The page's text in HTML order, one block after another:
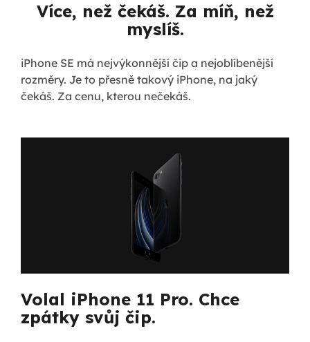
Více, než čekáš. Za míň, než
myslíš.
iPhone SE má nejvýkonnější čip a nejoblíbenější
rozměry. Je to přesně takový iPhone, na jaký
čekáš. Za cenu, kterou nečekáš.
Volal iPhone 11 Pro. Chce
zpátky svůj čip.